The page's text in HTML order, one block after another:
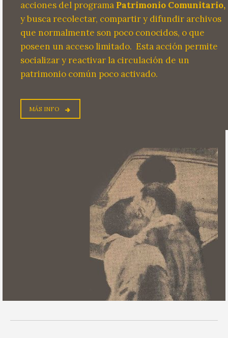
acciones del programa Patrimonio Comunitario,
y busca recolectar, compartir y difundir archivos
que normalmente son poco conocidos, o que
poseen un acceso limitado. Esta acción permite
socializar y reactivar la circulación de un
patrimonio común poco activado.
MÁS INFO